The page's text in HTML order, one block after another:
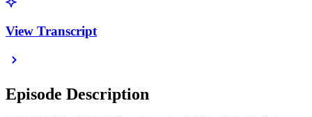
View Transcript
Episode Description